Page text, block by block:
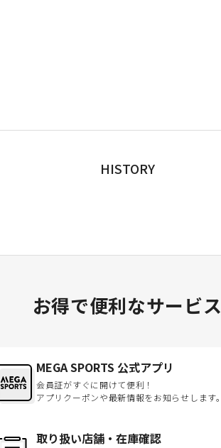
HISTORY
お得で便利なサービス
MEGA SPORTS 公式アプリ
会員証がすぐに開けて便利！
アプリクーポンや最新情報をお知らせします。
取り扱い店舗・在庫確認